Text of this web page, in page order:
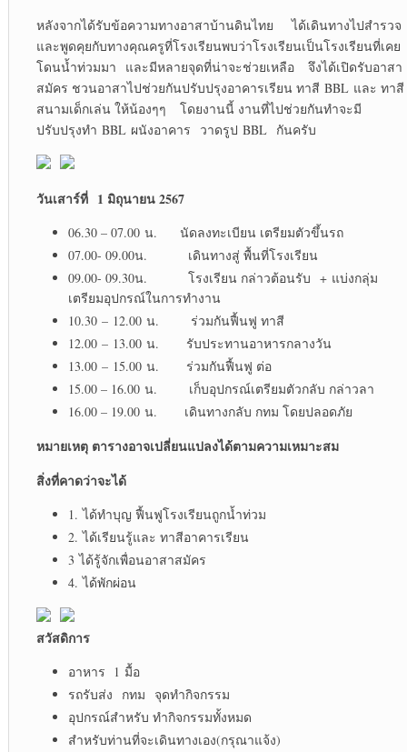
หลังจากได้รับข้อความทางอาสาบ้านดินไทย ได้เดินทางไปสำรวจ
และพูดคุยกับทางคุณครูที่โรงเรียนพบว่าโรงเรียนเป็นโรงเรียนที่เคย
โดนน้ำท่วมมา และมีหลายจุดที่น่าจะช่วยเหลือ จึงได้เปิดรับอาสา
สมัคร ชวนอาสาไปช่วยกันปรับปรุงอาคารเรียน ทาสี BBL และ ทาสี
สนามเด็กเล่น ให้น้องๆๆ โดยงานนี้ งานที่ไปช่วยกันทำจะมี
ปรับปรุงทำ BBL ผนังอาคาร วาดรูป BBL กันครับ
วันเสาร์ที่ 1 มิถุนายน 2567
06.30 – 07.00 น. นัดลงทะเบียน เตรียมตัวขึ้นรถ
07.00- 09.00น. เดินทางสู่ พื้นที่โรงเรียน
09.00- 09.30น. โรงเรียน กล่าวต้อนรับ + แบ่งกลุ่ม
เตรียมอุปกรณ์ในการทำงาน
10.30 – 12.00 น. ร่วมกันฟื้นฟู ทาสี
12.00 – 13.00 น. รับประทานอาหารกลางวัน
13.00 – 15.00 น. ร่วมกันฟื้นฟู ต่อ
15.00 – 16.00 น. เก็บอุปกรณ์เตรียมตัวกลับ กล่าวลา
16.00 – 19.00 น. เดินทางกลับ กทม โดยปลอดภัย
หมายเหตุ ตารางอาจเปลี่ยนแปลงได้ตามความเหมาะสม
สิ่งที่คาดว่าจะได้
1. ได้ทำบุญ ฟื้นฟูโรงเรียนถูกน้ำท่วม
2. ได้เรียนรู้และ ทาสีอาคารเรียน
3 ได้รู้จักเพื่อนอาสาสมัคร
4. ได้พักผ่อน
สวัสดิการ
อาหาร 1 มื้อ
รถรับส่ง กทม จุดทำกิจกรรม
อุปกรณ์สำหรับ ทำกิจกรรมทั้งหมด
สำหรับท่านที่จะเดินทางเอง(กรุณาแจ้ง)